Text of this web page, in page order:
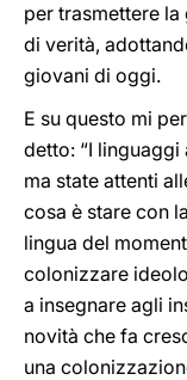
per trasmettere
di verità,
giovani di oggi.
E su questo mi
detto: “I linguaggi
ma state attenti
cosa è stare con
lingua del
colonizzare
a insegnare agli
novità che fa
una